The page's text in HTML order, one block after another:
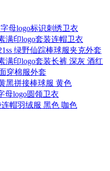
母logo标识刺绣卫衣
满印logo套装连帽卫衣
绿野仙踪棒球服夹克外套
满印logo套装长裤 深灰 酒红
穿棉服外套
黑拼接棒球服 黄色
母logo圆领卫衣
帽羽绒服 黑色 咖色